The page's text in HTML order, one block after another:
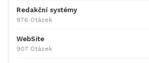
Redakční systémy
976 Otázek
WebSite
907 Otázek